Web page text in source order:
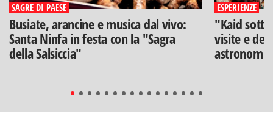
SAGRE DI PAESE
Busiate, arancine e musica dal vivo:
Santa Ninfa in festa con la "Sagra
della Salsiccia"
ESPERIENZE
"Kaid
visite e
astronomia